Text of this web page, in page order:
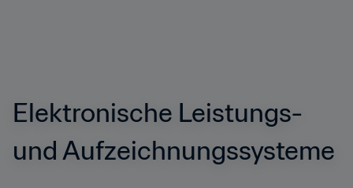
Elektronische Leistungs-
und Aufzeichnungssysteme